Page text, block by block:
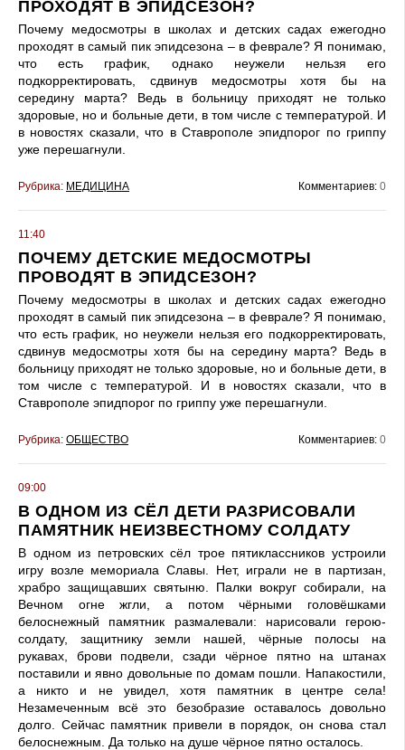
ПРОХОДЯТ В ЭПИДСЕЗОН?
Почему медосмотры в школах и детских садах ежегодно
проходят в самый пик эпидсезона – в феврале? Я понимаю,
что есть график, однако неужели нельзя его
подкорректировать, сдвинув медосмотры хотя бы на
середину марта? Ведь в больницу приходят не только
здоровые, но и больные дети, в том числе с температурой. И
в новостях сказали, что в Ставрополе эпидпорог по гриппу
уже перешагнули.
Рубрика: МЕДИЦИНА Комментариев: 0
11:40
ПОЧЕМУ ДЕТСКИЕ МЕДОСМОТРЫ
ПРОВОДЯТ В ЭПИДСЕЗОН?
Почему медосмотры в школах и детских садах ежегодно
проходят в самый пик эпидсезона – в феврале? Я понимаю,
что есть график, но неужели нельзя его подкорректировать,
сдвинув медосмотры хотя бы на середину марта? Ведь в
больницу приходят не только здоровые, но и больные дети, в
том числе с температурой. И в новостях сказали, что в
Ставрополе эпидпорог по гриппу уже перешагнули.
Рубрика: ОБЩЕСТВО Комментариев: 0
09:00
В ОДНОМ ИЗ СЁЛ ДЕТИ РАЗРИСОВАЛИ
ПАМЯТНИК НЕИЗВЕСТНОМУ СОЛДАТУ
В одном из петровских сёл трое пятиклассников устроили
игру возле мемориала Славы. Нет, играли не в партизан,
храбро защищавших святыню. Палки вокруг собирали, на
Вечном огне жгли, а потом чёрными головёшками
белоснежный памятник размалевали: нарисовали герою-
солдату, защитнику земли нашей, чёрные полосы на
рукавах, брови подвели, сзади чёрное пятно на штанах
поставили и явно довольные по домам пошли. Напакостили,
а никто и не увидел, хотя памятник в центре села!
Незамеченным всё это безобразие оставалось довольно
долго. Сейчас памятник привели в порядок, он снова стал
белоснежным. Да только на душе чёрное пятно осталось.